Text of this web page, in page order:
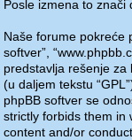
Posle izmena to znači
Naše forume pokreće
softver”,
predstavlja rešenje za
(u daljem tekstu
phpBB softver se
strictly forbids them in
content and/or